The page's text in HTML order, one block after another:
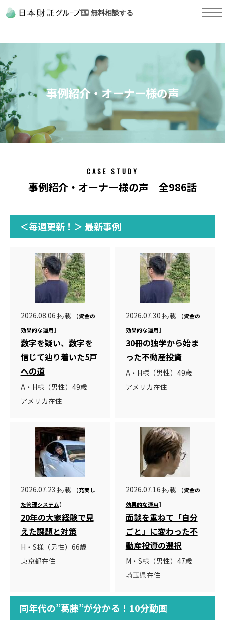
無料相談する
事例紹介・オーナー様の声
CASE STUDY
事例紹介・オーナー様の声 全986話
＜毎週更新！＞ 最新事例
2026.08.06 掲載 【資金の
効果的な運用】
数字を疑い、数字を
信じて辿り着いた5戸
への道
A・H様（男性）49歳
アメリカ在住
2026.07.30 掲載 【資金の
効果的な運用】
30冊の独学から始ま
った不動産投資
A・H様（男性）49歳
アメリカ在住
2026.07.23 掲載 【充実し
た管理システム】
20年の大家経験で見
えた課題と対策
H・S様（男性）66歳
東京都在住
2026.07.16 掲載 【資金の
効果的な運用】
面談を重ねて「自分
ごと」に変わった不
動産投資の選択
M・S様（男性）47歳
埼玉県在住
同年代の”葛藤”が分かる！10分動画